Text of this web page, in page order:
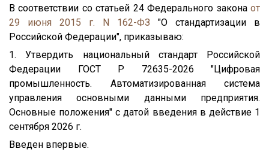
В соответствии со статьей 24 Федерального закона от
29 июня 2015 г. N 162-ФЗ "О стандартизации в
Российской Федерации", приказываю:
1. Утвердить национальный стандарт Российской
Федерации ГОСТ Р 72635-2026 "Цифровая
промышленность. Автоматизированная система
управления основными данными предприятия.
Основные положения" с датой введения в действие 1
сентября 2026 г.
Введен впервые.